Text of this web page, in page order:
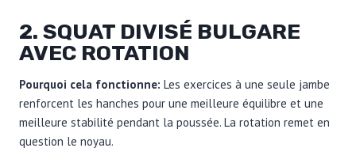
2. SQUAT DIVISÉ BULGARE
AVEC ROTATION
Pourquoi cela fonctionne: Les exercices à une seule jambe
renforcent les hanches pour une meilleure équilibre et une
meilleure stabilité pendant la poussée. La rotation remet en
question le noyau.